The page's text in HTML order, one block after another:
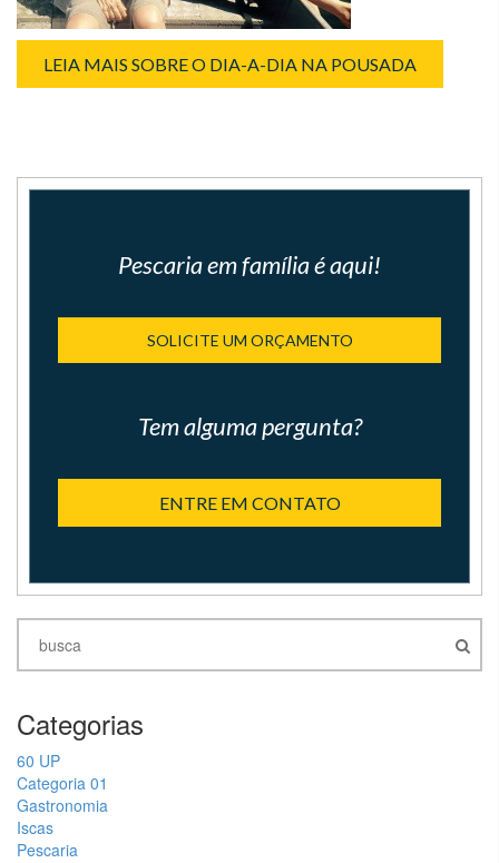
LEIA MAIS SOBRE O DIA-A-DIA NA POUSADA
Pescaria em família é aqui!
SOLICITE UM ORÇAMENTO
Tem alguma pergunta?
ENTRE EM CONTATO
Categorias
60 UP
Categoria 01
Gastronomia
Iscas
Pescaria